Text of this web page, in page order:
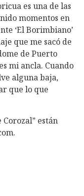
es una de las
momentos en
‘El Borimbiano’
que me sacó de
de Puerto
mi ancla. Cuando
alguna baja,
que lo que
están